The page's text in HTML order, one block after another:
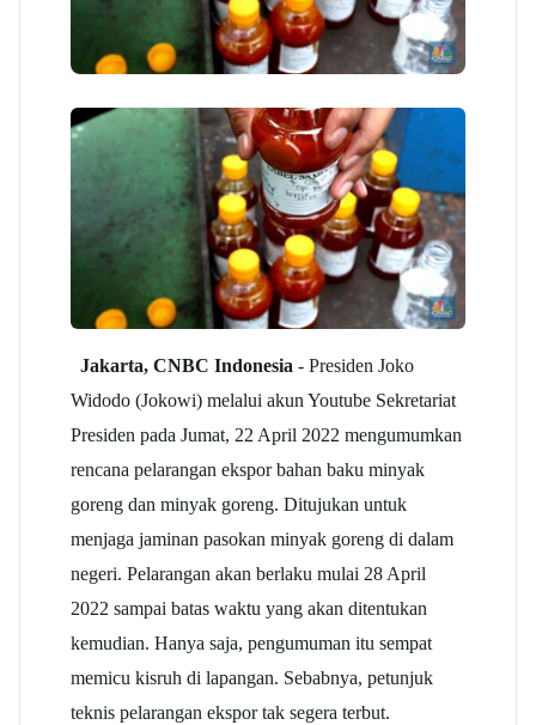
Jakarta, CNBC Indonesia - Presiden Joko
Widodo (Jokowi) melalui akun Youtube Sekretariat
Presiden pada Jumat, 22 April 2022 mengumumkan
rencana pelarangan ekspor bahan baku minyak
goreng dan minyak goreng. Ditujukan untuk
menjaga jaminan pasokan minyak goreng di dalam
negeri. Pelarangan akan berlaku mulai 28 April
2022 sampai batas waktu yang akan ditentukan
kemudian. Hanya saja, pengumuman itu sempat
memicu kisruh di lapangan. Sebabnya, petunjuk
teknis pelarangan ekspor tak segera terbut.